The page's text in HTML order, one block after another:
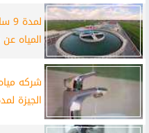
المياه
شركه
الجيزة لمدة 6